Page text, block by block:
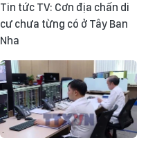
Tin tức TV: Cơn địa chấn di
cư chưa từng có ở Tây Ban
Nha